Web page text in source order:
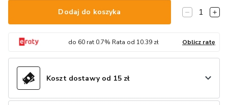
Dodaj do koszyka 1
do 60 rat 0.7% Rata od 10.39 zł Oblicz ratę
Koszt dostawy od 15 zł